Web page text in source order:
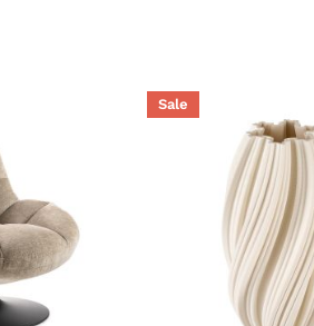
Sale